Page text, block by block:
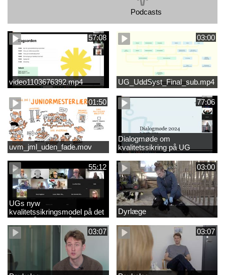
Podcasts
57:08
video1103676392.mp4
03:00
UG_UddSyst_Final_sub.mp4
01:50
uvm_jml_uden_fade.mov
77:06
Dialogmøde om
kvalitetssikring på UG
55:12
UGs nyw
kvalitetssikringsmodel på det
videregående område
03:00
Dyrlæge
03:07 03:07